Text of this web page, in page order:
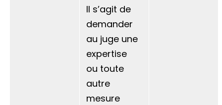
Il s’agit de
demander
au juge une
expertise
ou toute
autre
mesure